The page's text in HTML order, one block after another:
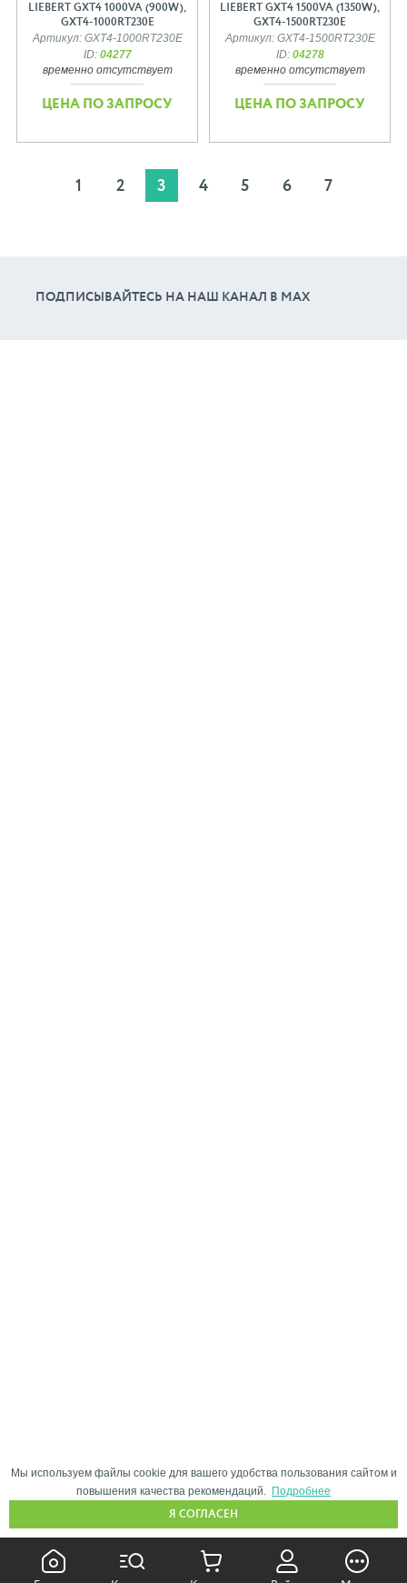
LIEBERT GXT4 1000VA (900W),
GXT4-1000RT230E
Артикул: GXT4-1000RT230E
ID: 04277
временно отсутствует
ЦЕНА ПО ЗАПРОСУ
LIEBERT GXT4 1500VA (1350W),
GXT4-1500RT230E
Артикул: GXT4-1500RT230E
ID: 04278
временно отсутствует
ЦЕНА ПО ЗАПРОСУ
1 2 3 4 5 6 7
ПОДПИСЫВАЙТЕСЬ НА НАШ КАНАЛ В МАХ
КАК ПОКУПАТЬ:
Мы используем файлы cookie для вашего удобства пользования сайтом и
повышения качества рекомендаций.
Подробнее
Я СОГЛАСЕН